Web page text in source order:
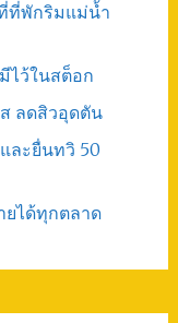
ที่พักริมแม่น้ำ
ไว้ในสต็อก
ลดสิวอุดตัน
ละยื่นทวิ 50
ยได้ทุกตลาด